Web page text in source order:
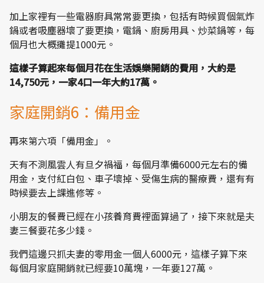
加上家裡有一些電器廚具常常要更換，包括有時候買個氣炸
鍋或者吸塵器壞了要更換，電鍋、廚房用具、炒菜鍋等，每
個月也大概攤提1000元。
這樣子算起來每個月花在生活娛樂開銷的費用，大約是
14,750元，一家4口一年大約17萬。
家庭開銷6：備用金
再來第六項「備用金」。
天有不測風雲人有旦夕禍福，每個月準備6000元左右的備
用金，支付紅白包、車子壞掉、受傷生病的醫療費，還有有
時候要去上課進修等。
小朋友的餐費已經在小孩養育費裡面算過了，接下來就是夫
妻三餐要花多少錢。
我們這邊只抓夫妻的零用金一個人6000元，這樣子算下來
每個月家庭開銷就已經要10萬塊，一年要127萬。